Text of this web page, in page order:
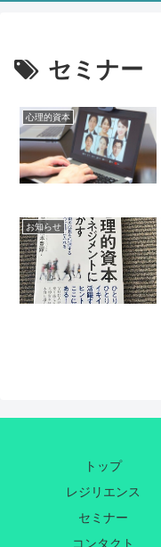
セミナー
心理的資本
お知らせ
トップ
レジリエンス
セミナー
コンタクト